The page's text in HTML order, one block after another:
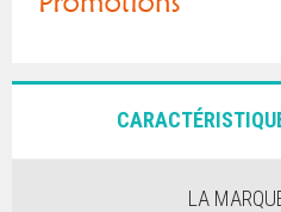
LA